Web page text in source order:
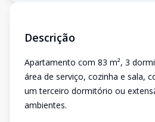
Descrição
Apartamento com 83 m², 3
área de serviço, cozinha e sala,
um terceiro dormitório ou
ambientes.